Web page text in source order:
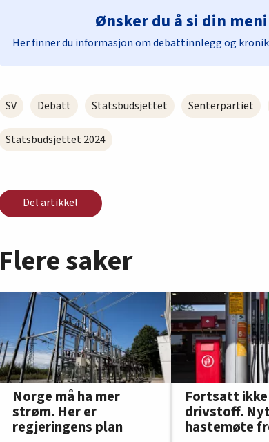
Ønsker du å si din
Her finner du informasjon om debattinnlegg og
SV Debatt Statsbudsjettet Senterpartiet
Statsbudsjettet 2024
Del artikkel
Flere saker
Norge må ha mer
strøm. Her er
regjeringens plan
Fortsatt
drivstoff.
hastemøte